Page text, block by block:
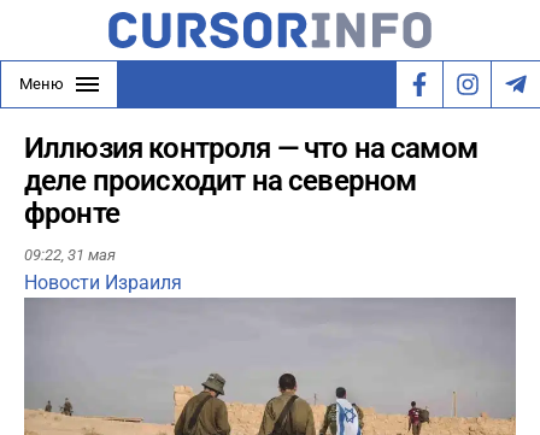
Меню
Иллюзия контроля — что на самом
деле происходит на северном
фронте
09:22, 31 мая
Новости Израиля